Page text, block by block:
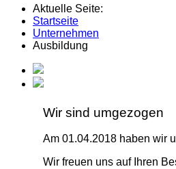
Aktuelle Seite:
Startseite
Unternehmen
Ausbildung
Wir sind umgezogen
Am 01.04.2018 haben wir
Wir freuen uns auf Ihren